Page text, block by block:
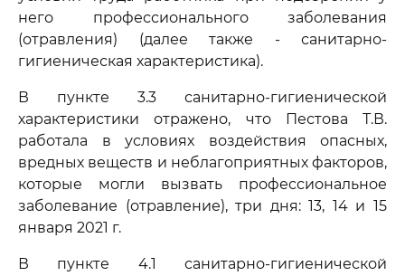
него профессионального заболевания
(отравления) (далее также - санитарно-
гигиеническая характеристика).
В пункте 3.3 санитарно-гигиенической
характеристики отражено, что Пестова Т.В.
работала в условиях воздействия опасных,
вредных веществ и неблагоприятных факторов,
которые могли вызвать профессиональное
заболевание (отравление), три дня: 13, 14 и 15
января 2021 г.
В пункте 4.1 санитарно-гигиенической